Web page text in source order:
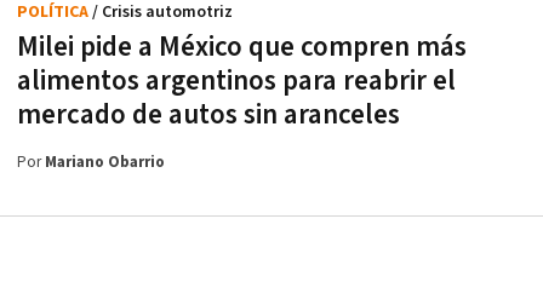
Milei pide a México que compren más
alimentos argentinos para reabrir el
mercado de autos sin aranceles
POLÍTICA/ Crisis automotriz
PorMariano Obarrio